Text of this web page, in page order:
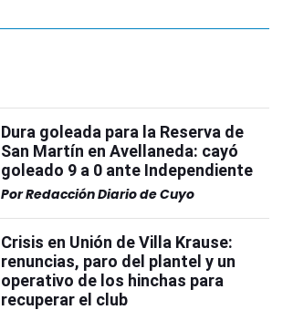
Dura goleada para la Reserva de
San Martín en Avellaneda: cayó
goleado 9 a 0 ante Independiente
PorRedacción Diario de Cuyo
Crisis en Unión de Villa Krause:
renuncias, paro del plantel y un
operativo de los hinchas para
recuperar el club